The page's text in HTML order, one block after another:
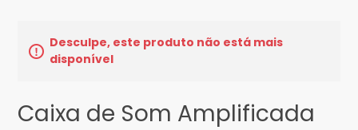
Desculpe, este produto não está mais
disponível
Caixa de Som Amplificada